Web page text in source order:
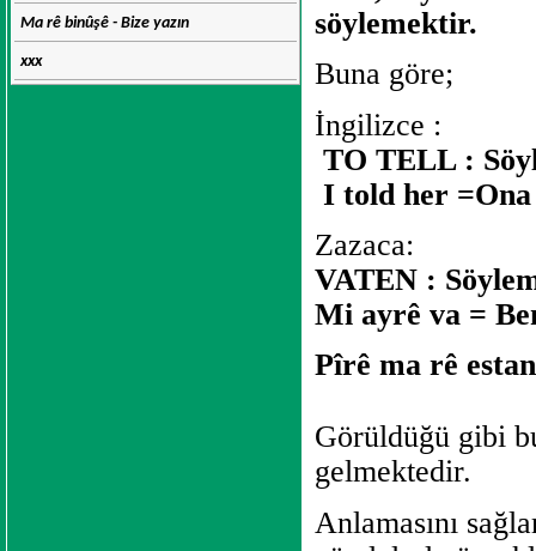
Ma rê binûşê - Bize yazın
xxx
söylemektir.
Buna göre;
İngilizce :
TO TELL :
I told her
Zazaca:
VATEN :
Mi ayrê va =
Pîrê ma rê
Görüldüğü gibi
gelmektedir.
Anlamasını